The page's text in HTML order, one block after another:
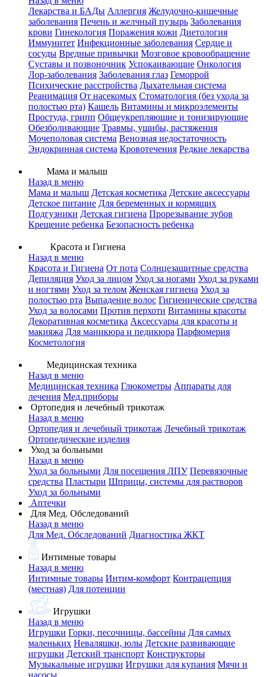
Лекарства и БАДы Аллергия Желудочно-кишечные
заболевания Печень и желчный пузырь Заболевания
крови Гинекология Поражения кожи Диетология
Иммунитет Инфекционные заболевания Сердце и
сосуды Вредные привычки Мозговое кровообращение
Суставы и позвоночник Успокаивающие Онкология
Лор-заболевания Заболевания глаз Геморрой
Психические расстройства Дыхательная система
Реанимация От насекомых Стоматология (без ухода за
полостью рта) Кашель Витамины и микроэлементы
Простуда, грипп Общеукрепляющие и тонизирующие
Обезболивающие Травмы, ушибы, растяжения
Мочеполовая система Венозная недостаточность
Эндокринная система Кровотечения Редкие лекарства
Мама и малыш
Назад в меню
Мама и малыш Детская косметика Детские аксессуары
Детское питание Для беременных и кормящих
Подгузники Детская гигиена Прорезывание зубов
Крещение ребенка Безопасность ребенка
Красота и Гигиена
Назад в меню
Красота и Гигиена От пота Солнцезащитные средства
Депиляция Уход за лицом Уход за ногами Уход за руками
и ногтями Уход за телом Женская гигиена Уход за
полостью рта Выпадение волос Гигиенические средства
Уход за волосами Против перхоти Витамины красоты
Декоративная косметика Аксессуары для красоты и
макияжа Для маникюра и педикюра Парфюмерия
Косметология
Медицинская техника
Назад в меню
Медицинская техника Глюкометры Аппараты для
лечения Мед.приборы
Ортопедия и лечебный трикотаж
Назад в меню
Ортопедия и лечебный трикотаж Лечебный трикотаж
Ортопедические изделия
Уход за больными
Назад в меню
Уход за больными Для посещения ЛПУ Перевязочные
средства Пластыри Шприцы, системы для растворов
Уход за больными
Аптечки
Для Мед. Обследований
Назад в меню
Для Мед. Обследований Диагностика ЖКТ
Интимные товары
Назад в меню
Интимные товары Интим-комфорт Контрацепция
(местная) Для потенции
Игрушки
Назад в меню
Игрушки Горки, песочницы, бассейны Для самых
маленьких Неваляшки, юлы Детские развивающие
игрушки Детский транспорт Конструкторы
Музыкальные игрушки Игрушки для купания Мячи и
насосы